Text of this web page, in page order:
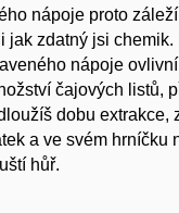
nápoje proto
jak zdatný jsi chemik.
nápoje
čajových listů,
dobu extrakce,
a ve svém hrníčku
hůř.